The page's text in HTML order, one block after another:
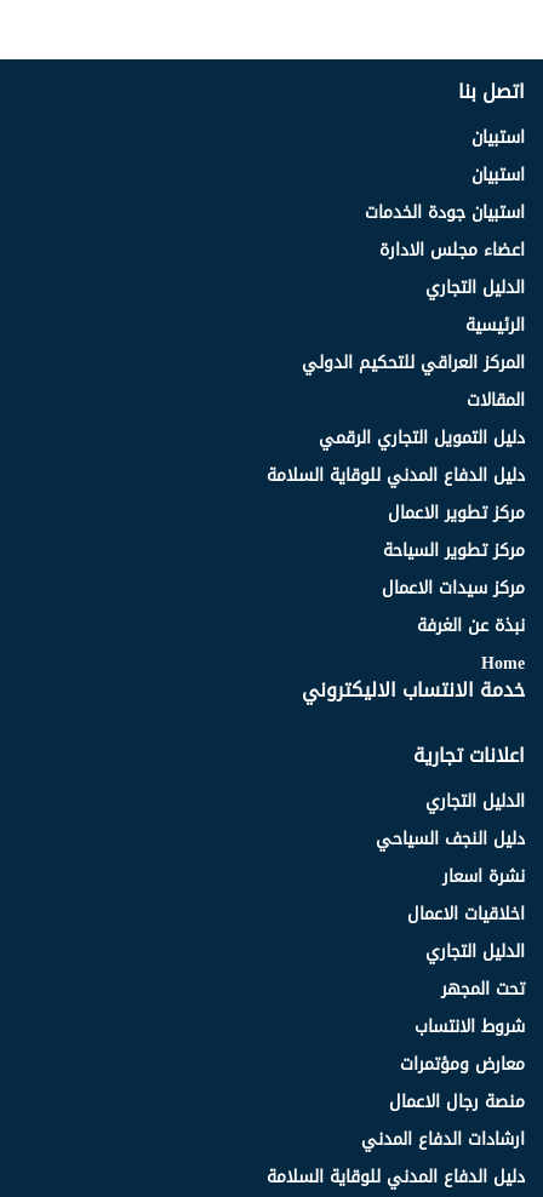
اتصل بنا
استبيان
استبيان
استبيان جودة الخدمات
اعضاء مجلس الادارة
الدليل التجاري
الرئيسية
المركز العراقي للتحكيم الدولي
المقالات
دليل التمويل التجاري الرقمي
دليل الدفاع المدني للوقاية السلامة
مركز تطوير الاعمال
مركز تطوير السياحة
مركز سيدات الاعمال
نبذة عن الغرفة
Home
خدمة الانتساب الاليكتروني
اعلانات تجارية
الدليل التجاري
دليل النجف السياحي
نشرة اسعار
اخلاقيات الاعمال
الدليل التجاري
تحت المجهر
شروط الانتساب
معارض ومؤتمرات
منصة رجال الاعمال
ارشادات الدفاع المدني
دليل الدفاع المدني للوقاية السلامة